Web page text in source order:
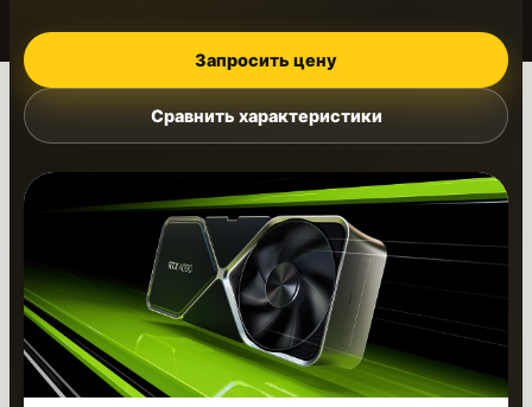
Запросить цену
Сравнить характеристики